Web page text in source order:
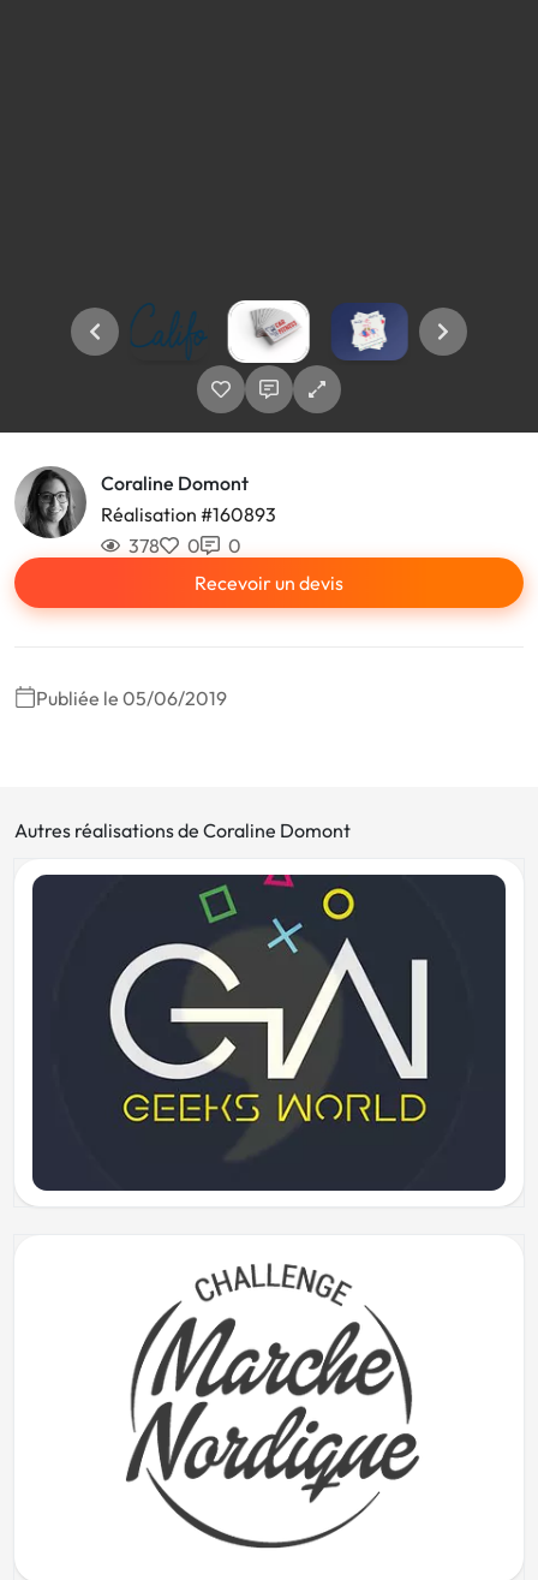
Coraline Domont
Réalisation #160893
378
0
0
Recevoir un devis
Publiée le 05/06/2019
Autres réalisations de Coraline Domont